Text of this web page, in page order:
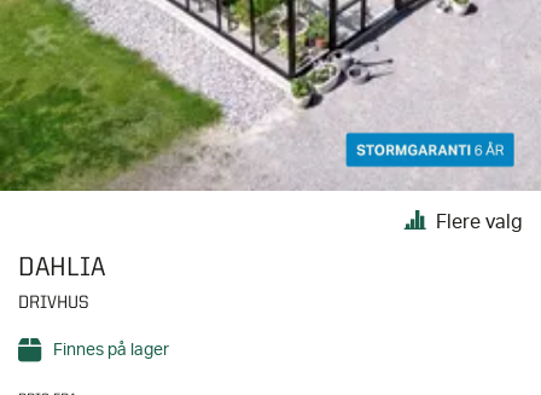
Flere valg
DAHLIA
DRIVHUS
Finnes på lager